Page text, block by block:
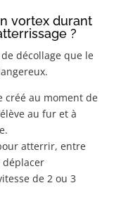
vortex durant
?
de décollage que le
créé au moment de
au fur et à
atterrir, entre
déplacer
de 2 ou 3